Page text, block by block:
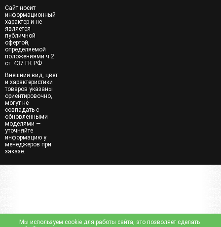
Сайт носит
информационный
характер и не
является
публичной
офертой,
определяемой
положениями ч.2
ст. 437 ГК РФ.
Внешний вид, цвет
и характеристики
товаров указаны
ориентировочно,
могут не
совпадать с
обновленными
моделями —
уточняйте
информацию у
менеджеров при
заказе.
Мы используем cookie для работы сайта, это позволяет сделать